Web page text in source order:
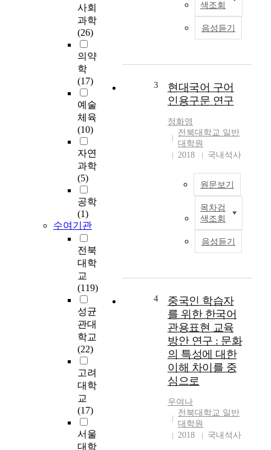
사회
과학
(26)
의약
학
(17)
예술
체육
(10)
자연
과학
(5)
공학
(1)
수여기관
전북
대학
교
(119)
성균
관대
학교
(22)
고려
대학
교
(17)
서울
대학
색조회
음성듣기
中
3
현대국어 구어
인용구문 연구
정화영
전북대학교 일반
대학원
2018
국내석사
원문보기
목차검
색조회
음성듣기
4
중국인 학습자
를 위한 한국어
관용표현 교육
방안 연구 : 문화
의 특성에 대한
이해 차이를 중
심으로
우여나
전북대학교 일반
대학원
2018
국내석사